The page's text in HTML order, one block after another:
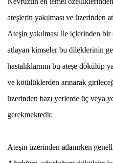
ateşlerin yakılması ve üzerinden
Ateşin yakılması ile içlerinden
atlayan kimseler bu dileklerinin
hastalıklarının bu ateşe dökülüp
ve kötülüklerden arınarak
üzerinden bazı yerlerde üç veya
gerekmektedir.
Ateşin üzerinden atlanırken